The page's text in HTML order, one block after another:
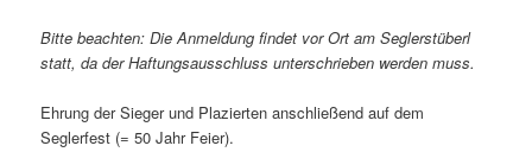
Bitte beachten: Die Anmeldung findet vor Ort am Seglerstüberl
statt, da der Haftungsausschluss unterschrieben werden muss.
Ehrung der Sieger und Plazierten anschließend auf dem
Seglerfest (= 50 Jahr Feier).